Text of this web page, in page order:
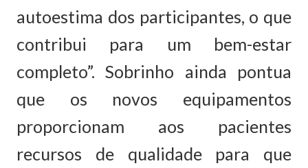
autoestima dos participantes, o que
contribui para um bem-estar
completo”. Sobrinho ainda pontua
que os novos equipamentos
proporcionam aos pacientes
recursos de qualidade para que